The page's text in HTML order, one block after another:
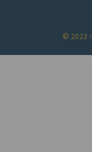
© 2023